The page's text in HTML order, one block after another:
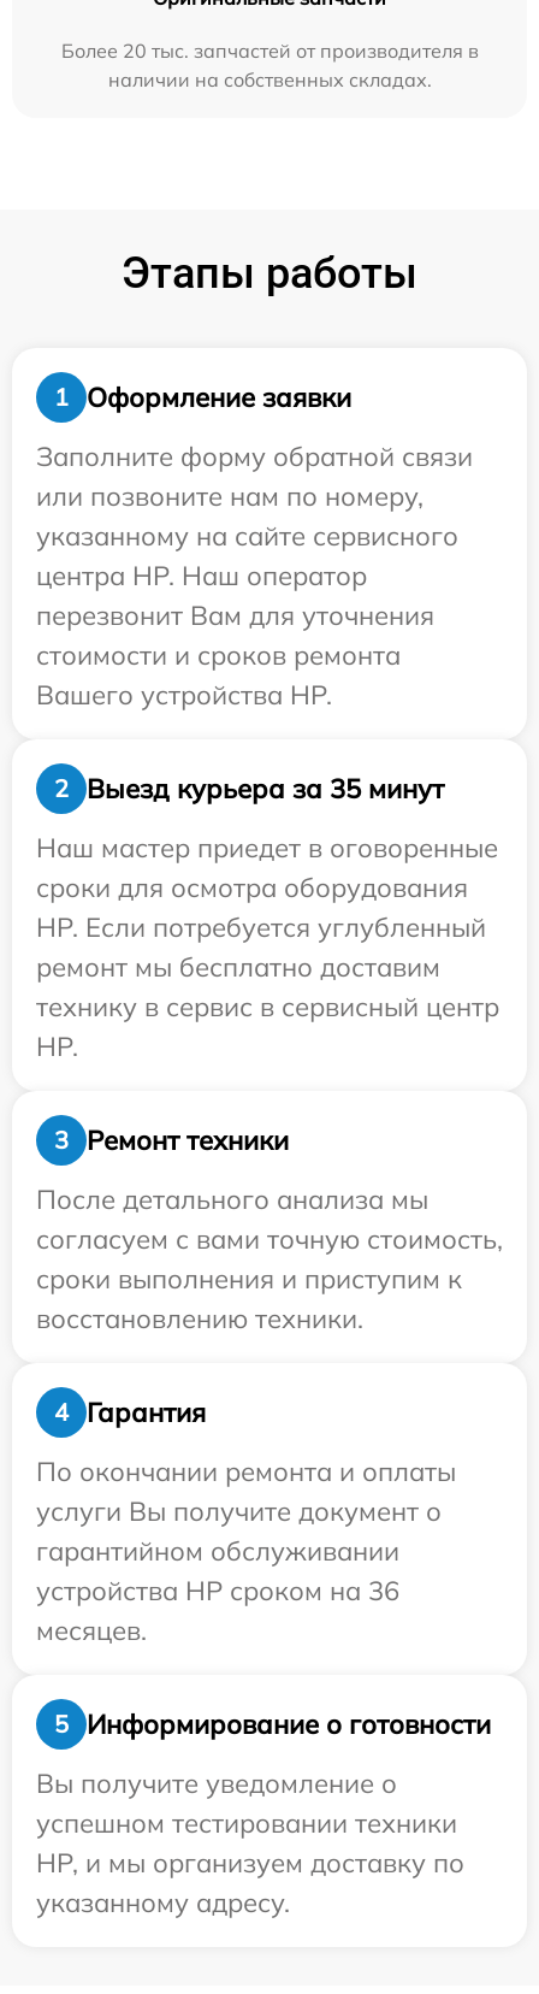
Более 20 тыс. запчастей от производителя в
наличии на собственных складах.
Этапы работы
1
Оформление заявки
Заполните форму обратной связи
или позвоните нам по номеру,
указанному на сайте сервисного
центра HP. Наш оператор
перезвонит Вам для уточнения
стоимости и сроков ремонта
Вашего устройства HP.
2
Выезд курьера за 35 минут
Наш мастер приедет в оговоренные
сроки для осмотра оборудования
HP. Если потребуется углубленный
ремонт мы бесплатно доставим
технику в сервис в сервисный центр
HP.
3
Ремонт техники
После детального анализа мы
согласуем с вами точную стоимость,
сроки выполнения и приступим к
восстановлению техники.
4
Гарантия
По окончании ремонта и оплаты
услуги Вы получите документ о
гарантийном обслуживании
устройства HP сроком на 36
месяцев.
5
Информирование о готовности
Вы получите уведомление о
успешном тестировании техники
HP, и мы организуем доставку по
указанному адресу.